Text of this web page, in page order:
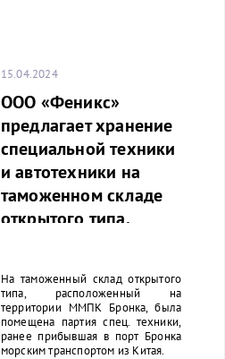
15.04.2024
ООО «Феникс»
предлагает хранение
специальной техники
и автотехники на
таможенном складе
открытого типа.
На таможенный склад открытого
типа, расположенный на
территории ММПК Бронка, была
помещена партия спец. техники,
ранее прибывшая в порт Бронка
морским транспортом из Китая.